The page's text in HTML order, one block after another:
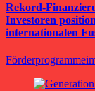
Rekord-
Investoren
internationalen
Förderprogramme